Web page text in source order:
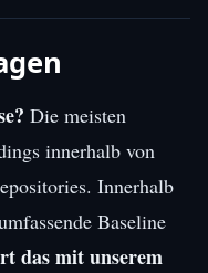
Die meisten
innerhalb von
Innerhalb
Baseline
das mit unserem